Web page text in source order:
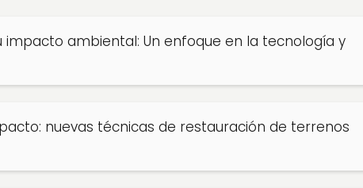
impacto ambiental: Un enfoque en la tecnología y
nuevas técnicas de restauración de terrenos